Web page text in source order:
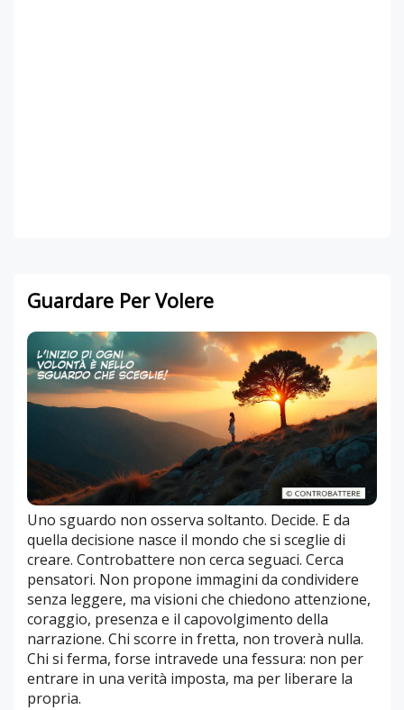
Guardare Per Volere
Uno sguardo non osserva soltanto. Decide. E da
quella decisione nasce il mondo che si sceglie di
creare. Controbattere non cerca seguaci. Cerca
pensatori. Non propone immagini da condividere
senza leggere, ma visioni che chiedono attenzione,
coraggio, presenza e il capovolgimento della
narrazione. Chi scorre in fretta, non troverà nulla.
Chi si ferma, forse intravede una fessura: non per
entrare in una verità imposta, ma per liberare la
propria.